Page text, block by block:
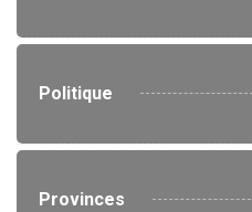
Politique
Provinces